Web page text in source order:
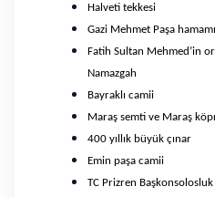
Halveti tekkesi
Gazi Mehmet Paşa hamamı
Fatih Sultan Mehmed’in
Namazgah
Bayraklı camii
Maraş semti ve Maraş
400 yıllık büyük çınar
Emin paşa camii
TC Prizren Başkonsolosluk